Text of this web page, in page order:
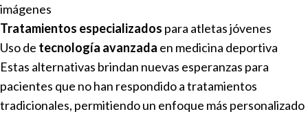
imágenes
Tratamientos especializados para atletas jóvenes
Uso de tecnología avanzada en medicina deportiva
Estas alternativas brindan nuevas esperanzas para
pacientes que no han respondido a tratamientos
tradicionales, permitiendo un enfoque más personalizado